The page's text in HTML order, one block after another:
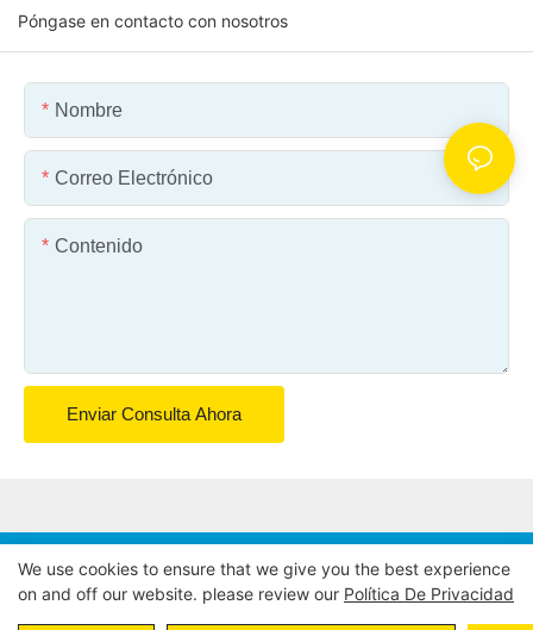
Póngase en contacto con nosotros
Nombre
Correo Electrónico
Contenido
Enviar Consulta Ahora
Copyright © 2026 INDUSTRIAS POWER EAGLE, INC. |
Mapa del sitio Política de privacidad
We use cookies to ensure that we give you the best experience
on and off our website. please review our Política De Privacidad